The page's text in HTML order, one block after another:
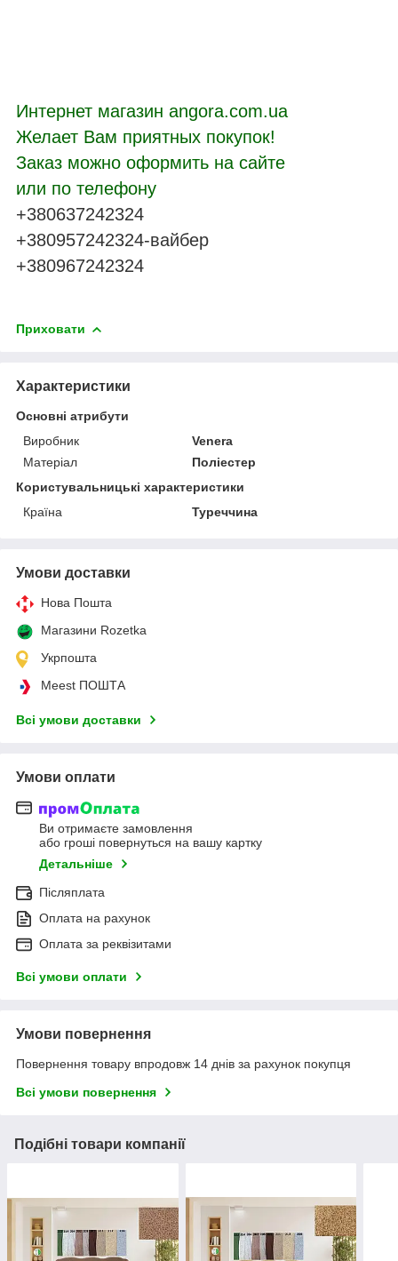
Интернет магазин angora.com.ua
Желает Вам приятных покупок!
Заказ можно оформить на сайте
или по телефону
+380637242324
+380957242324-вайбер
+380967242324
Приховати
Характеристики
Основні атрибути
Виробник
Venera
Матеріал
Поліестер
Користувальницькі характеристики
Країна
Туреччина
Умови доставки
Нова Пошта
Магазини Rozetka
Укрпошта
Meest ПОШТА
Всі умови доставки
Умови оплати
Ви отримаєте замовлення
або гроші повернуться на вашу картку
Детальніше
Післяплата
Оплата на рахунок
Оплата за реквізитами
Всі умови оплати
Умови повернення
Повернення товару впродовж 14 днів за рахунок покупця
Всі умови повернення
Подібні товари компанії